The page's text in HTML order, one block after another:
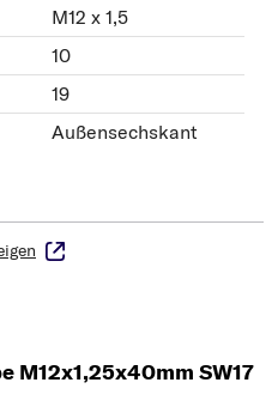
M12 x 1,5
10
19
Außensechskant
M12x1,25x40mm SW17